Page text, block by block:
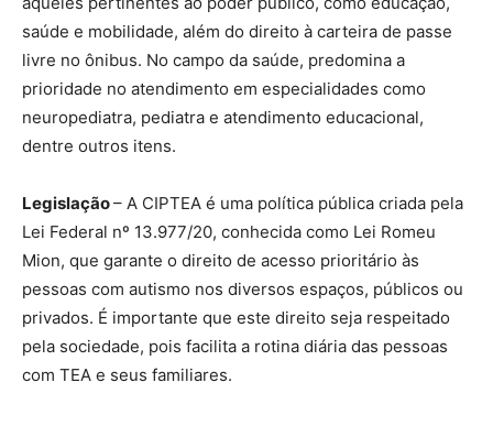
saúde e mobilidade, além do direito à carteira de passe
livre no ônibus. No campo da saúde, predomina a
prioridade no atendimento em especialidades como
neuropediatra, pediatra e atendimento educacional,
dentre outros itens.
Legislação– A CIPTEA é uma política pública criada pela
Lei Federal nº 13.977/20, conhecida como Lei Romeu
Mion, que garante o direito de acesso prioritário às
pessoas com autismo nos diversos espaços, públicos ou
privados. É importante que este direito seja respeitado
pela sociedade, pois facilita a rotina diária das pessoas
com TEA e seus familiares.